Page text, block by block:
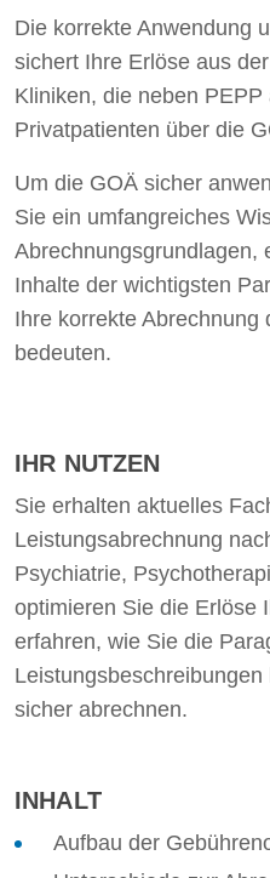
Die korrekte Anwendung
sichert Ihre Erlöse aus
Kliniken, die neben
Privatpatienten über die
Um die GOÄ sicher
Sie ein umfangreiches
Abrechnungsgrundlagen,
Inhalte der wichtigsten
Ihre korrekte Abrechnung
bedeuten.
IHR NUTZEN
Sie erhalten aktuelles
Leistungsabrechnung
Psychiatrie,
optimieren Sie die Erlöse
erfahren, wie Sie die
sicher abrechnen.
INHALT
Aufbau der